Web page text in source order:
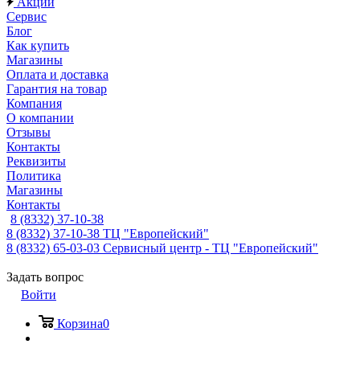
Сервис
Блог
Как купить
Магазины
Оплата и доставка
Гарантия на товар
Компания
О компании
Отзывы
Контакты
Реквизиты
Политика
Магазины
Контакты
8 (8332) 37-10-38
8 (8332) 37-10-38 ТЦ "Европейский"
8 (8332) 65-03-03 Сервисный центр - ТЦ "Европейский"
Задать вопрос
Войти
Корзина0